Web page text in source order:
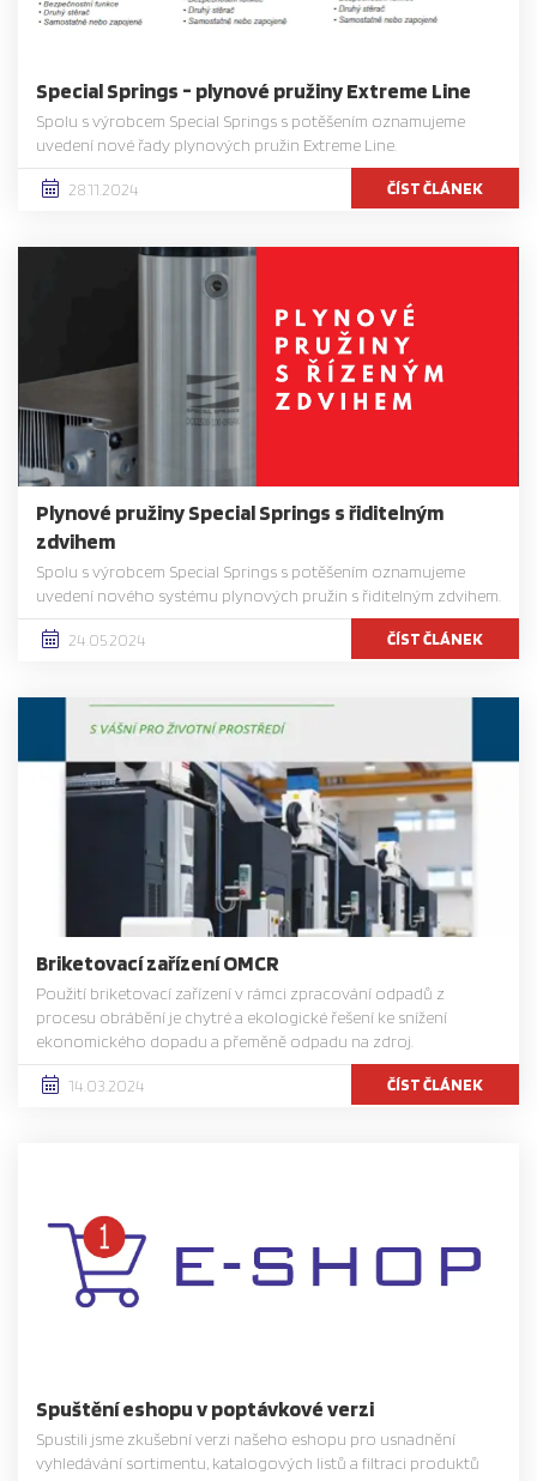
Special Springs - plynové pružiny Extreme Line
Spolu s výrobcem Special Springs s potěšením oznamujeme
uvedení nové řady plynových pružin Extreme Line.
28.11.2024 ČÍST ČLÁNEK
Plynové pružiny Special Springs s řiditelným
zdvihem
Spolu s výrobcem Special Springs s potěšením oznamujeme
uvedení nového systému plynových pružin s řiditelným zdvihem.
24.05.2024 ČÍST ČLÁNEK
Briketovací zařízení OMCR
Použití briketovací zařízení v rámci zpracování odpadů z
procesu obrábění je chytré a ekologické řešení ke snížení
ekonomického dopadu a přeměně odpadu na zdroj.
14.03.2024 ČÍST ČLÁNEK
Spuštění eshopu v poptávkové verzi
Spustili jsme zkušební verzi našeho eshopu pro usnadnění
vyhledávání sortimentu, katalogových listů a filtraci produktů